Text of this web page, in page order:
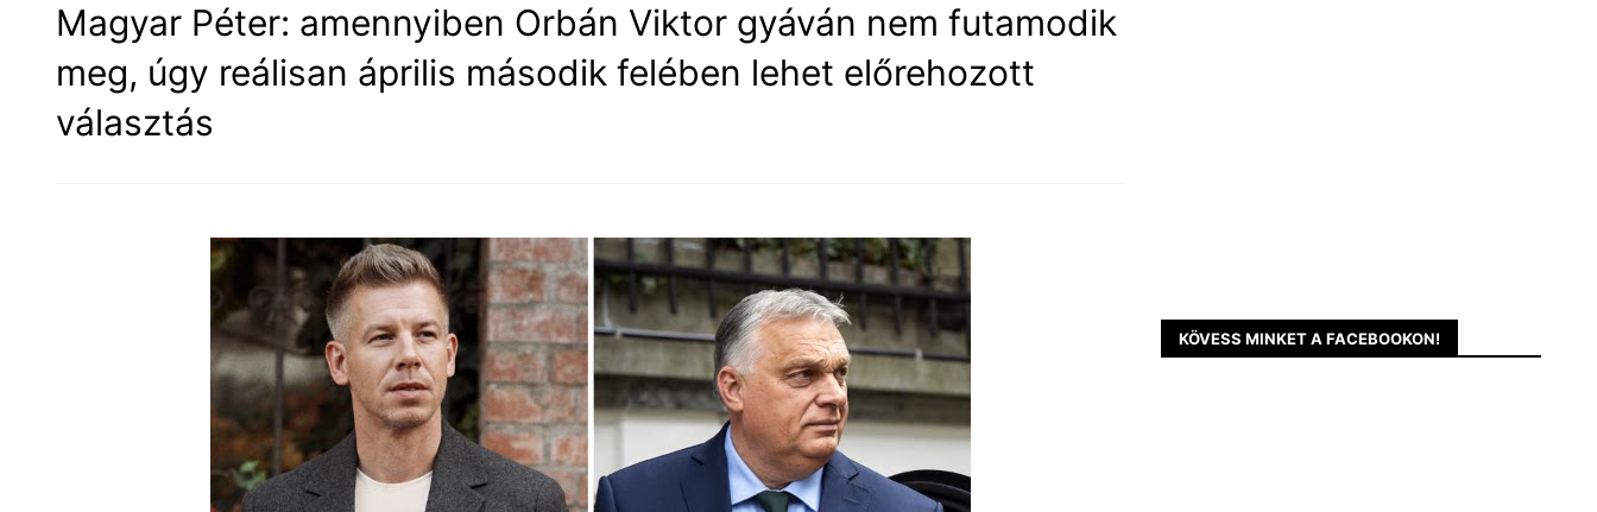
Magyar Péter: amennyiben Orbán Viktor gyáván nem futamodik
meg, úgy reálisan április második felében lehet előrehozott
választás
KÖVESS MINKET A FACEBOOKON!